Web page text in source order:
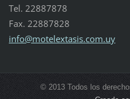
Tel. 22887878
Fax. 22887828
info@motelextasis.com.uy
© 2013 Todos los